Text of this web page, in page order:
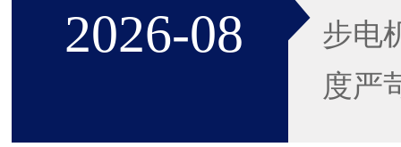
2026-08
步电
度严